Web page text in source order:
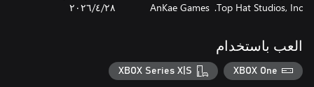
Travel and explore the 8 unique biomes. They are full of secrets,
Top Hat Studios, Inc.
AnKae Games ٢٨‏/٤‏/٢٠٢٦
العب باستخدام
XBOX One
XBOX Series X|S